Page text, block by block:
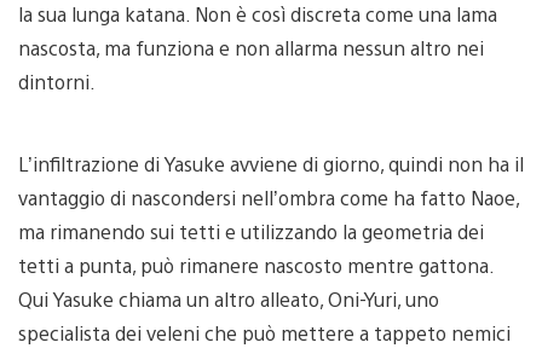
la sua lunga katana. Non è così discreta come una lama
nascosta, ma funziona e non allarma nessun altro nei
dintorni.
L’infiltrazione di Yasuke avviene di giorno, quindi non ha il
vantaggio di nascondersi nell’ombra come ha fatto Naoe,
ma rimanendo sui tetti e utilizzando la geometria dei
tetti a punta, può rimanere nascosto mentre gattona.
Qui Yasuke chiama un altro alleato, Oni-Yuri, uno
specialista dei veleni che può mettere a tappeto nemici